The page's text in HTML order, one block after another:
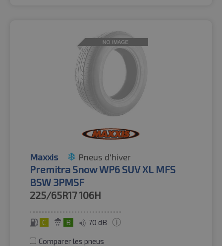
Maxxis Pneus d'hiver
Premitra Snow WP6 SUV XL MFS
BSW 3PMSF
225/65R17106H
C B 70 dB
Comparer les pneus